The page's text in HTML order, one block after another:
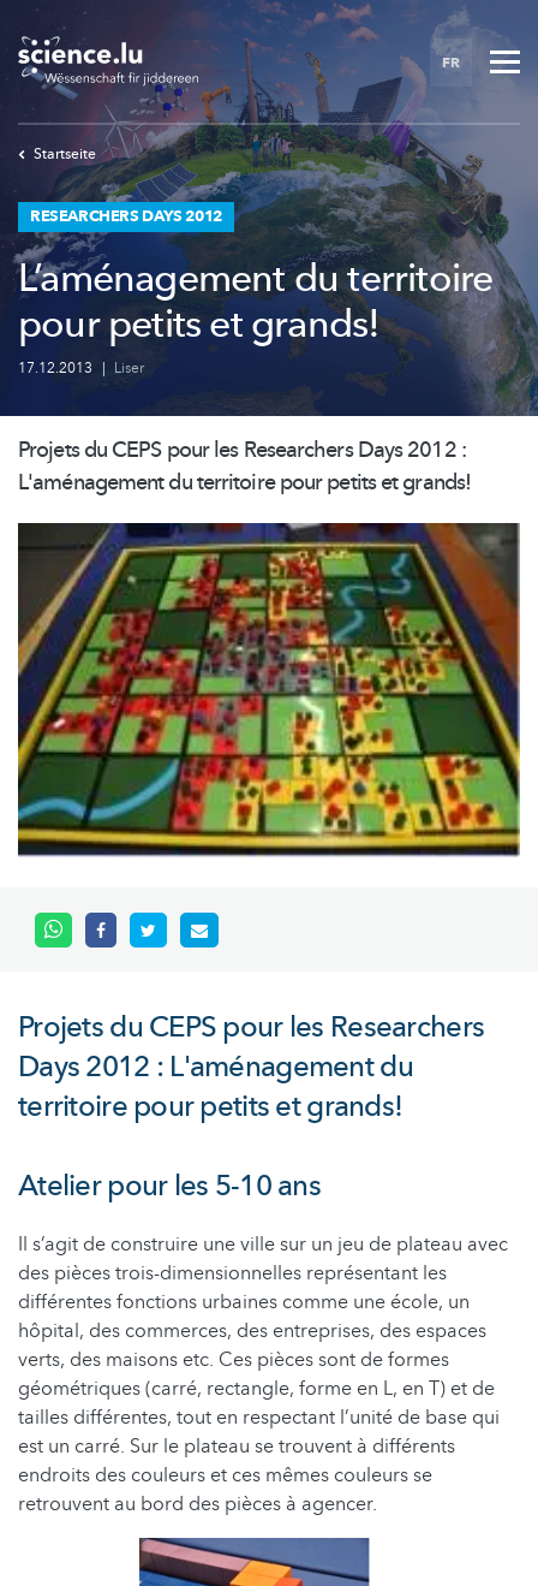
to
main
content
FR
Startseite
RESEARCHERS DAYS 2012
L’aménagement du territoire
pour petits et grands!
17.12.2013 | Liser
Projets du CEPS pour les Researchers Days 2012 :
L'aménagementdu territoire pour petits et grands!
Projets du CEPS pour les Researchers
Days 2012 : L'aménagement du
territoire pour petits et grands!
Atelier pour les 5-10 ans
Il s’agit de construire une ville sur un jeu de plateau avec
des pièces trois-dimensionnelles représentant les
différentes fonctions urbaines comme une école, un
hôpital, des commerces, des entreprises, des espaces
verts, des maisons etc. Ces pièces sont de formes
géométriques (carré, rectangle, forme en L, en T) et de
tailles différentes, tout en respectant l’unité de base qui
est un carré. Sur le plateau se trouvent à différents
endroits des couleurs et ces mêmes couleurs se
retrouvent au bord des pièces à agencer.